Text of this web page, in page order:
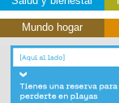
Mundo hogar